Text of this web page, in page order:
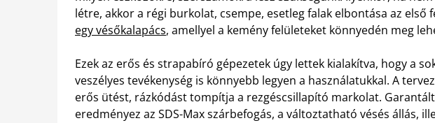
létre, akkor a régi burkolat, csempe, esetleg falak elbontása az első
egy vésőkalapács, amellyel a kemény felületeket könnyedén meg
Ezek az erős és strapabíró gépezetek úgy lettek kialakítva, hogy a
veszélyes tevékenység is könnyebb legyen a használatukkal. A
erős ütést, rázkódást tompítja a rezgéscsillapító markolat.
eredményez az SDS-Max szárbefogás, a változtatható vésés állás,